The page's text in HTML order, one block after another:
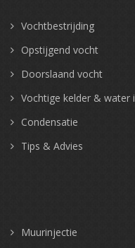
Vochtbestrijding
Opstijgend vocht
Doorslaand vocht
Vochtige kelder & water
Condensatie
Tips & Advies
Muurinjectie